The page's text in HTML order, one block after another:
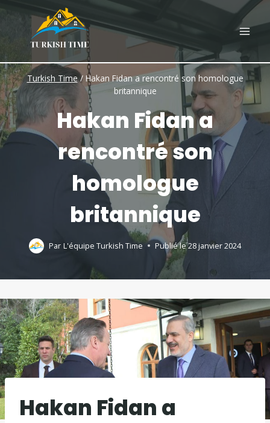
Skip
content
Turkish Time/ Hakan Fidan a rencontré son homologue
britannique
Hakan Fidan a
rencontré son
homologue
britannique
Par L'équipe Turkish Time Publié le28 janvier 2024
Hakan Fidan a